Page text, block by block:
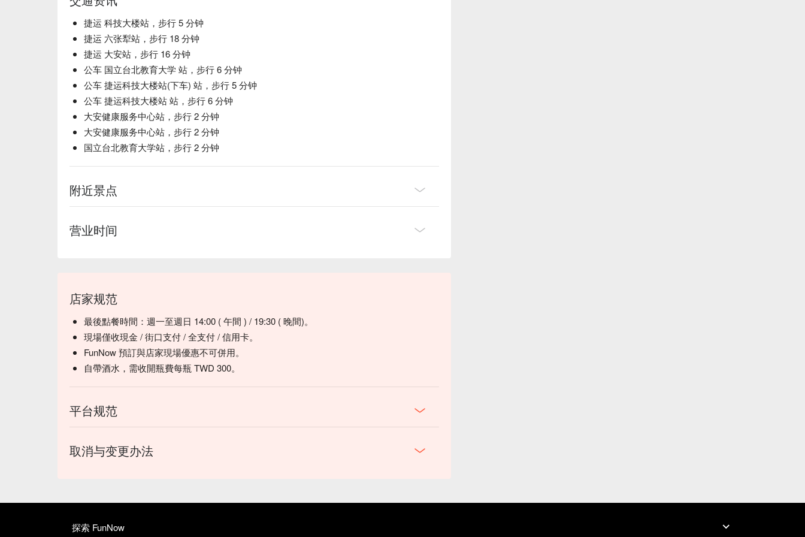
【冰南非國寶茶】天然草本香，無咖啡因的放鬆選擇
【柳橙汁】新鮮榨取，維他命 C 滿滿
💡 未成年請勿飲酒；禁止酒駕
捷运 科技大楼站，步行 5 分钟
捷运 六张犁站，步行 18 分钟
捷运 大安站，步行 16 分钟
公车 国立台北教育大学 站，步行 6 分钟
公车 捷运科技大楼站(下车) 站，步行 5 分钟
公车 捷运科技大楼站 站，步行 6 分钟
大安健康服务中心站，步行 2 分钟
大安健康服务中心站，步行 2 分钟
国立台北教育大学站，步行 2 分钟
附近景点
营业时间
店家规范
最後點餐時間：週一至週日 14:00 ( 午間 ) / 19:30 ( 晚間)。
現場僅收現金 / 街口支付 / 全支付 / 信用卡。
FunNow 預訂與店家現場優惠不可併用。
自帶酒水，需收開瓶費每瓶 TWD 300。
平台规范
取消与变更办法
探索 FunNow